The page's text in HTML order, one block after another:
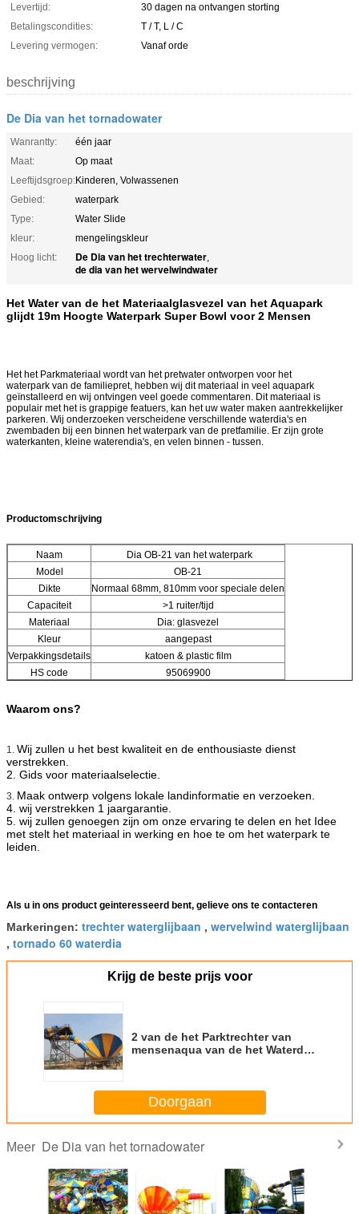
Levertijd:
30 dagen na ontvangen storting
Betalingscondities:
T / T, L / C
Levering vermogen:
Vanaf orde
beschrijving
De Dia van het tornadowater
Wanrantty:
één jaar
Maat:
Op maat
Leeftijdsgroep:Kinderen, Volwassenen
Gebied:
waterpark
Type:
Water Slide
kleur:
mengelingskleur
Hoog licht:
De Dia van het trechterwater,
de dia van het wervelwindwater
Het Water van de het Materiaalglasvezel van het Aquapark
glijdt 19m Hoogte Waterpark Super Bowl voor 2 Mensen
Het het Parkmateriaal wordt van het pretwater ontworpen voor het
waterpark van de familiepret, hebben wij dit materiaal in veel aquapark
geïnstalleerd en wij ontvingen veel goede commentaren. Dit materiaal is
populair met het is grappige featuers, kan het uw water maken aantrekkelijker
parkeren. Wij onderzoeken verscheidene verschillende waterdia's en
zwembaden bij een binnen het waterpark van de pretfamilie. Er zijn grote
waterkanten, kleine waterendia's, en velen binnen - tussen.
Productomschrijving
Naam
Dia OB-21 van het waterpark
Model
OB-21
Dikte
Normaal 68mm, 810mm voor speciale delen
Capaciteit
>1 ruiter/tijd
Materiaal
Dia: glasvezel
Kleur
aangepast
Verpakkingsdetails
katoen & plastic film
HS code
95069900
Waarom ons?
1. Wij zullen u het best kwaliteit en de enthousiaste dienst
verstrekken.
2. Gids voor materiaalselectie.
3. Maak ontwerp volgens lokale landinformatie en verzoeken.
4. wij verstrekken 1 jaargarantie.
5. wij zullen genoegen zijn om onze ervaring te delen en het Idee
met stelt het materiaal in werking en hoe te om het waterpark te
leiden.
Als u in ons product geinteresseerd bent, gelieve ons te contacteren
Markeringen: trechter waterglijbaan , wervelwind waterglijbaan
, tornado 60 waterdia
Krijg de beste prijs voor
2 van de het Parktrechter van
mensenaqua van de het Waterdia
Doorgaan
Meer De Dia van het tornadowater